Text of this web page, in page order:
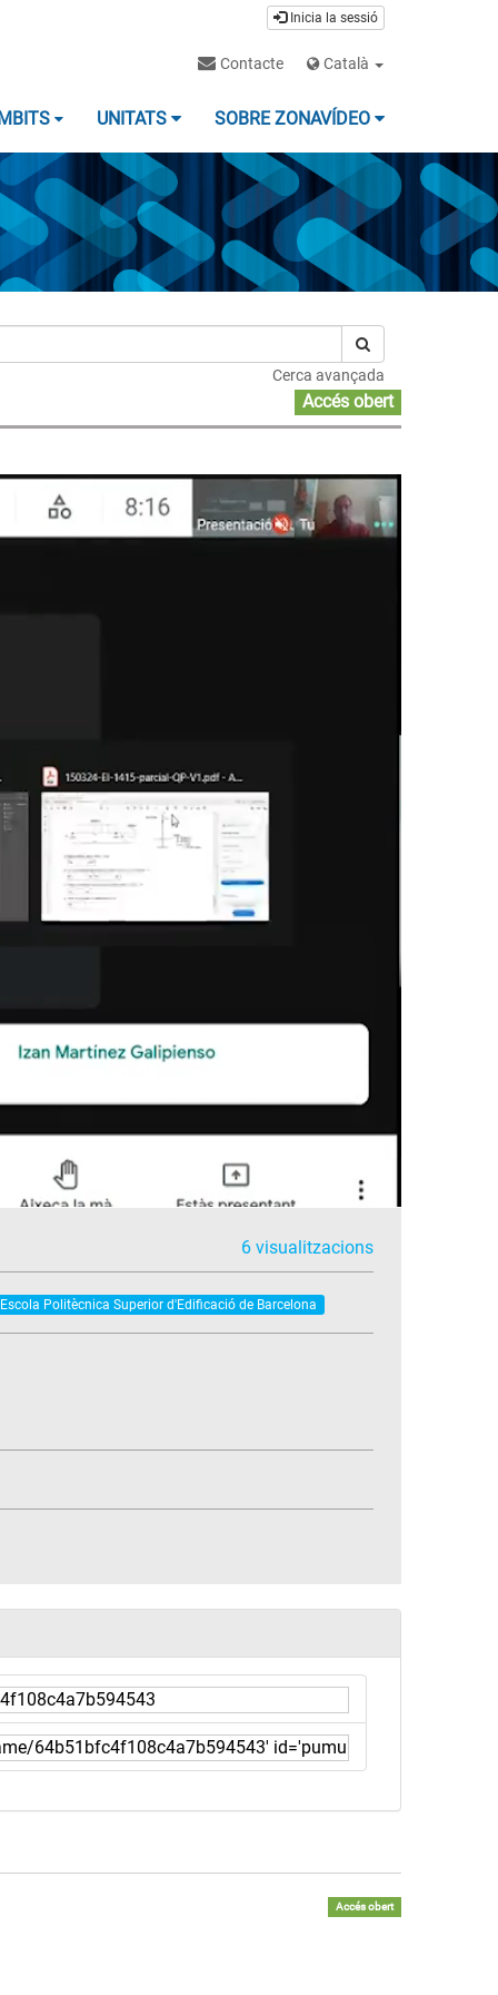
Inicia la sessió
Contacte Català
UNITATS SOBRE ZONAVÍDEO
Cerca avançada
Accés obert
6 visualitzacions
Escola Politècnica Superior d'Edificació de Barcelona
Accés obert